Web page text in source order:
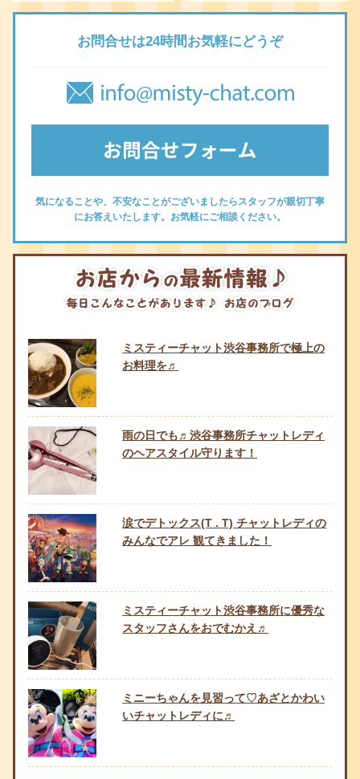
お問合せは24時間お気軽にどうぞ
気になることや、不安なことがございましたらスタッフが親切丁寧
にお答えいたします。お気軽にご相談ください。
ミスティーチャット渋谷事務所で極上の
お料理を♬
雨の日でも♬渋谷事務所チャットレディ
のヘアスタイル守ります！
涙でデトックス(T . T) チャットレディの
みんなでアレ 観てきました！
ミスティーチャット渋谷事務所に優秀な
スタッフさんをおでむかえ♬
ミニーちゃんを見習って♡あざとかわい
いチャットレディに♬